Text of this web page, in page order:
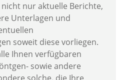
nur aktuelle Berichte,
Unterlagen und
soweit diese vorliegen.
Ihnen verfügbaren
sowie andere